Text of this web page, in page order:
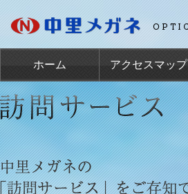
ホーム アクセスマップ